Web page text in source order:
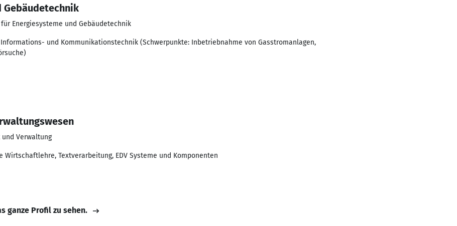
Gebäudetechnik
Energiesysteme und Gebäudetechnik
und Kommunikationstechnik (Schwerpunkte: Inbetriebnahme von Gasstromanlagen,
Verwaltung
Wirtschaftlehre, Textverarbeitung, EDV Systeme und Komponenten
ganze Profil zu sehen.